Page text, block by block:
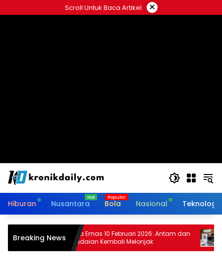
ke
Scroll Untuk Baca Artikel ×
Hiburan Nusantara Bola Nasional Teknologi
Breaking NewsHarga Emas 10 Februari 2026: Antam dan
Pegadaian Kembali Melonjak
dan